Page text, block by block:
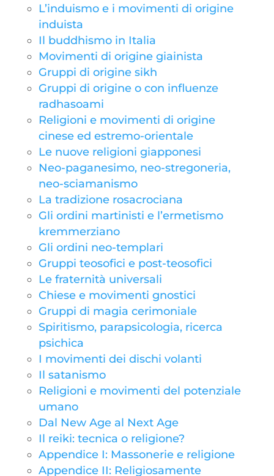
L’induismo e i movimenti di origine
induista
Il buddhismo in Italia
Movimenti di origine giainista
Gruppi di origine sikh
Gruppi di origine o con influenze
radhasoami
Religioni e movimenti di origine
cinese ed estremo-orientale
Le nuove religioni giapponesi
Neo-paganesimo, neo-stregoneria,
neo-sciamanismo
La tradizione rosacrociana
Gli ordini martinisti e l’ermetismo
kremmerziano
Gli ordini neo-templari
Gruppi teosofici e post-teosofici
Le fraternità universali
Chiese e movimenti gnostici
Gruppi di magia cerimoniale
Spiritismo, parapsicologia, ricerca
psichica
I movimenti dei dischi volanti
Il satanismo
Religioni e movimenti del potenziale
umano
Dal New Age al Next Age
Il reiki: tecnica o religione?
Appendice I: Massonerie e religione
Appendice II: Religiosamente